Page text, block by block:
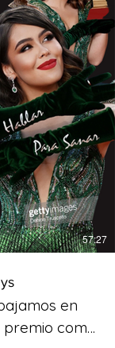
57:27
en
como